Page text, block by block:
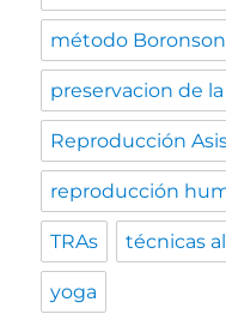
método Boronson
preservacion de
Reproducción
reproducción
TRAs técnicas
yoga